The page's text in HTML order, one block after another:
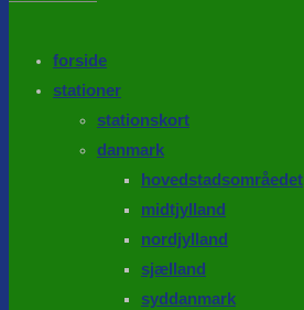
forside
stationer
stationskort
danmark
hovedstadsområedet
midtjylland
nordjylland
sjælland
syddanmark